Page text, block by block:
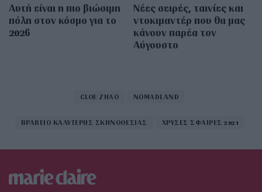
Αυτή είναι η πιο βιώσιμη
πόλη στον κόσμο για το
2026
Νέες σειρές, ταινίες και
ντοκιμαντέρ που θα μας
κάνουν παρέα τον
Αύγουστο
CLOE ZHAO NOMADLAND
ΒΡΑΒΕΙΟ ΚΑΛΥΤΕΡΗΣ ΣΚΗΝΟΘΕΣΙΑΣ ΧΡΥΣΕΣ ΣΦΑΙΡΕΣ 2021